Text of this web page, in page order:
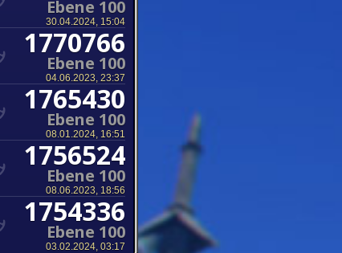
Ebene 100
30.04.2024, 15:04
1770766
Ebene 100
04.06.2023, 23:37
1765430
Ebene 100
08.01.2024, 16:51
1756524
Ebene 100
08.06.2023, 18:56
1754336
Ebene 100
03.02.2024, 03:17